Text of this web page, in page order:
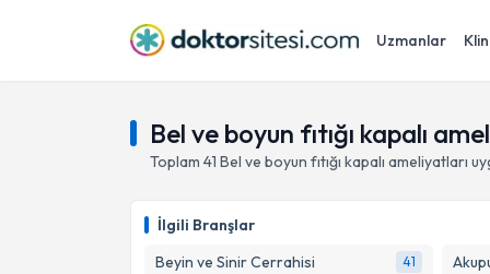
Uzmanlar
Bel ve boyun fıtığı kapalı
Toplam 41 Bel ve boyun fıtığı kapalı ameliyatları
İlgili Branşlar
Beyin ve Sinir Cerrahisi
41